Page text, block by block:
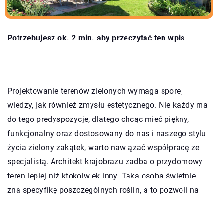
Potrzebujesz ok. 2 min. aby przeczytać ten wpis
Projektowanie terenów zielonych wymaga sporej
wiedzy, jak również zmysłu estetycznego. Nie każdy ma
do tego predyspozycje, dlatego chcąc mieć piękny,
funkcjonalny oraz dostosowany do nas i naszego stylu
życia zielony zakątek, warto nawiązać współpracę ze
specjalistą. Architekt krajobrazu zadba o przydomowy
teren lepiej niż ktokolwiek inny. Taka osoba świetnie
zna specyfikę poszczególnych roślin, a to pozwoli na